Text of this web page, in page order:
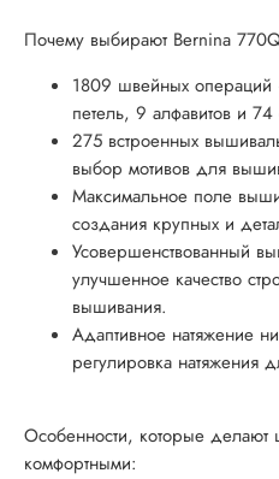
Почему выбирают Bernina
1809 швейных операций
петель, 9 алфавитов и 74
275 встроенных
выбор мотивов для
Максимальное поле
создания крупных и
Усовершенствованный
улучшенное качество
вышивания.
Адаптивное натяжение
регулировка натяжения
Особенности, которые
комфортными: